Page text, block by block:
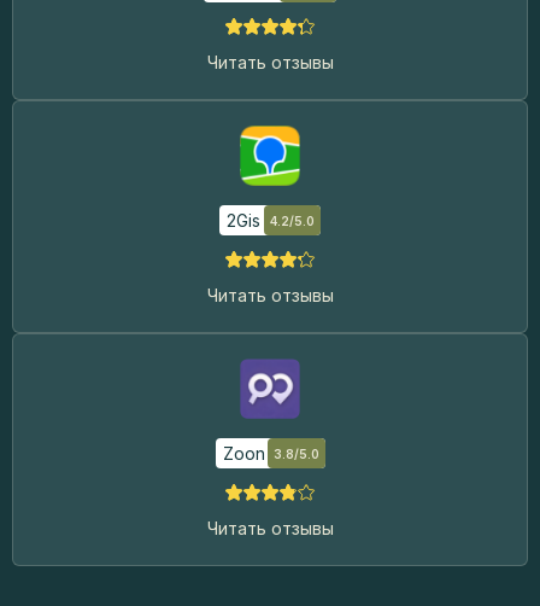
Читать отзывы
2Gis 4.2/5.0
Читать отзывы
Zoon 3.8/5.0
Читать отзывы